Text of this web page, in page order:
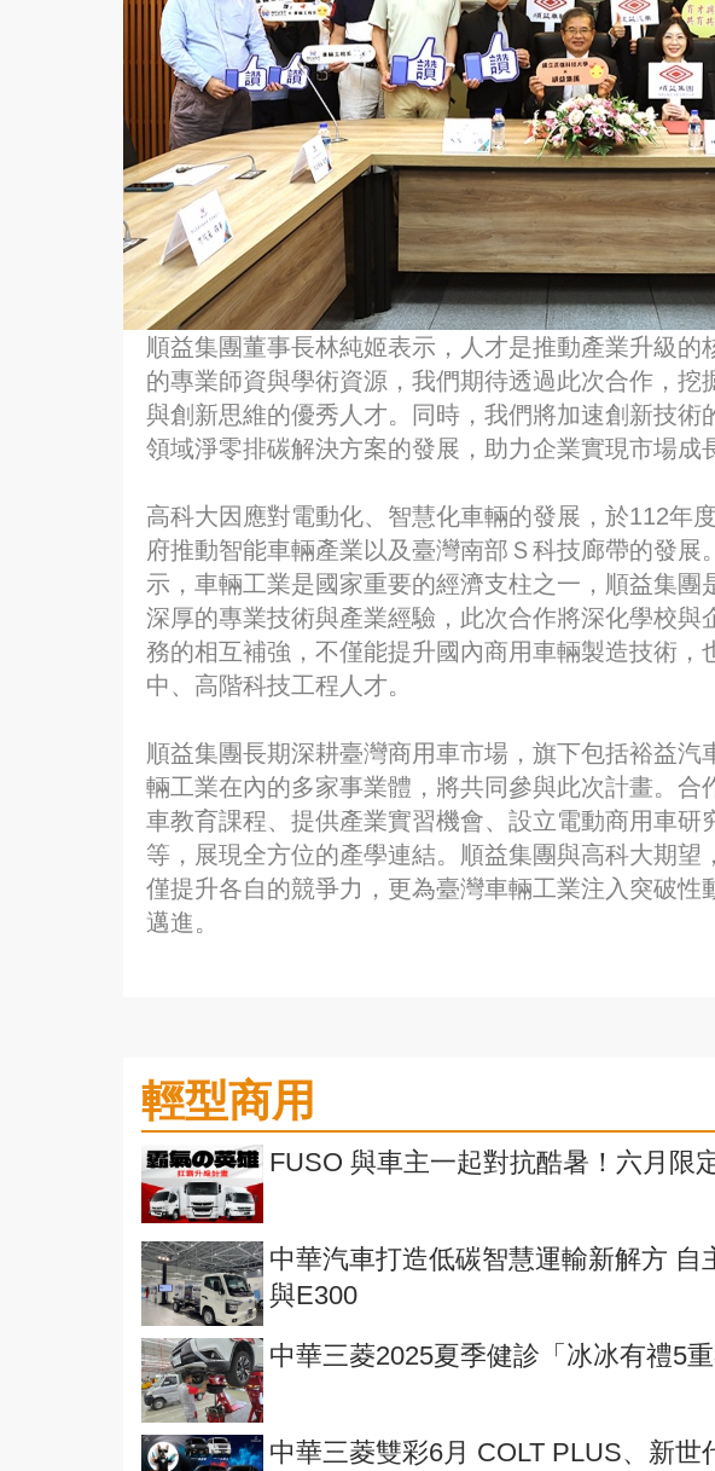
順益集團董事長林純姬表示，人才是推動產業升級的
的專業師資與學術資源，我們期待透過此次合作，挖
與創新思維的優秀人才。同時，我們將加速創新技術
領域淨零排碳解決方案的發展，助力企業實現市場成
高科大因應對電動化、智慧化車輛的發展，於112年
府推動智能車輛產業以及臺灣南部Ｓ科技廊帶的發展
示，車輛工業是國家重要的經濟支柱之一，順益集團
深厚的專業技術與產業經驗，此次合作將深化學校與
務的相互補強，不僅能提升國內商用車輛製造技術，
中、高階科技工程人才。
順益集團長期深耕臺灣商用車市場，旗下包括裕益汽
輛工業在內的多家事業體，將共同參與此次計畫。合
車教育課程、提供產業實習機會、設立電動商用車研
等，展現全方位的產學連結。順益集團與高科大期望
僅提升各自的競爭力，更為臺灣車輛工業注入突破性
邁進。
輕型商用
FUSO 與車主一起對抗酷暑！六月限
中華汽車打造低碳智慧運輸新解方 自
與E300
中華三菱2025夏季健診「冰冰有禮5
中華三菱雙彩6月 COLT PLUS、新世